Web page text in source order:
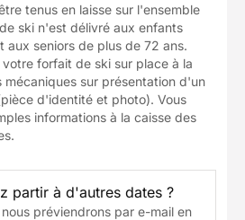
tenus en laisse sur l'ensemble
ski n'est délivré aux enfants
aux seniors de plus de 72 ans.
forfait de ski sur place à la
mécaniques sur présentation d'un
d'identité et photo). Vous
informations à la caisse des
partir à d'autres dates ?
préviendrons par e-mail en